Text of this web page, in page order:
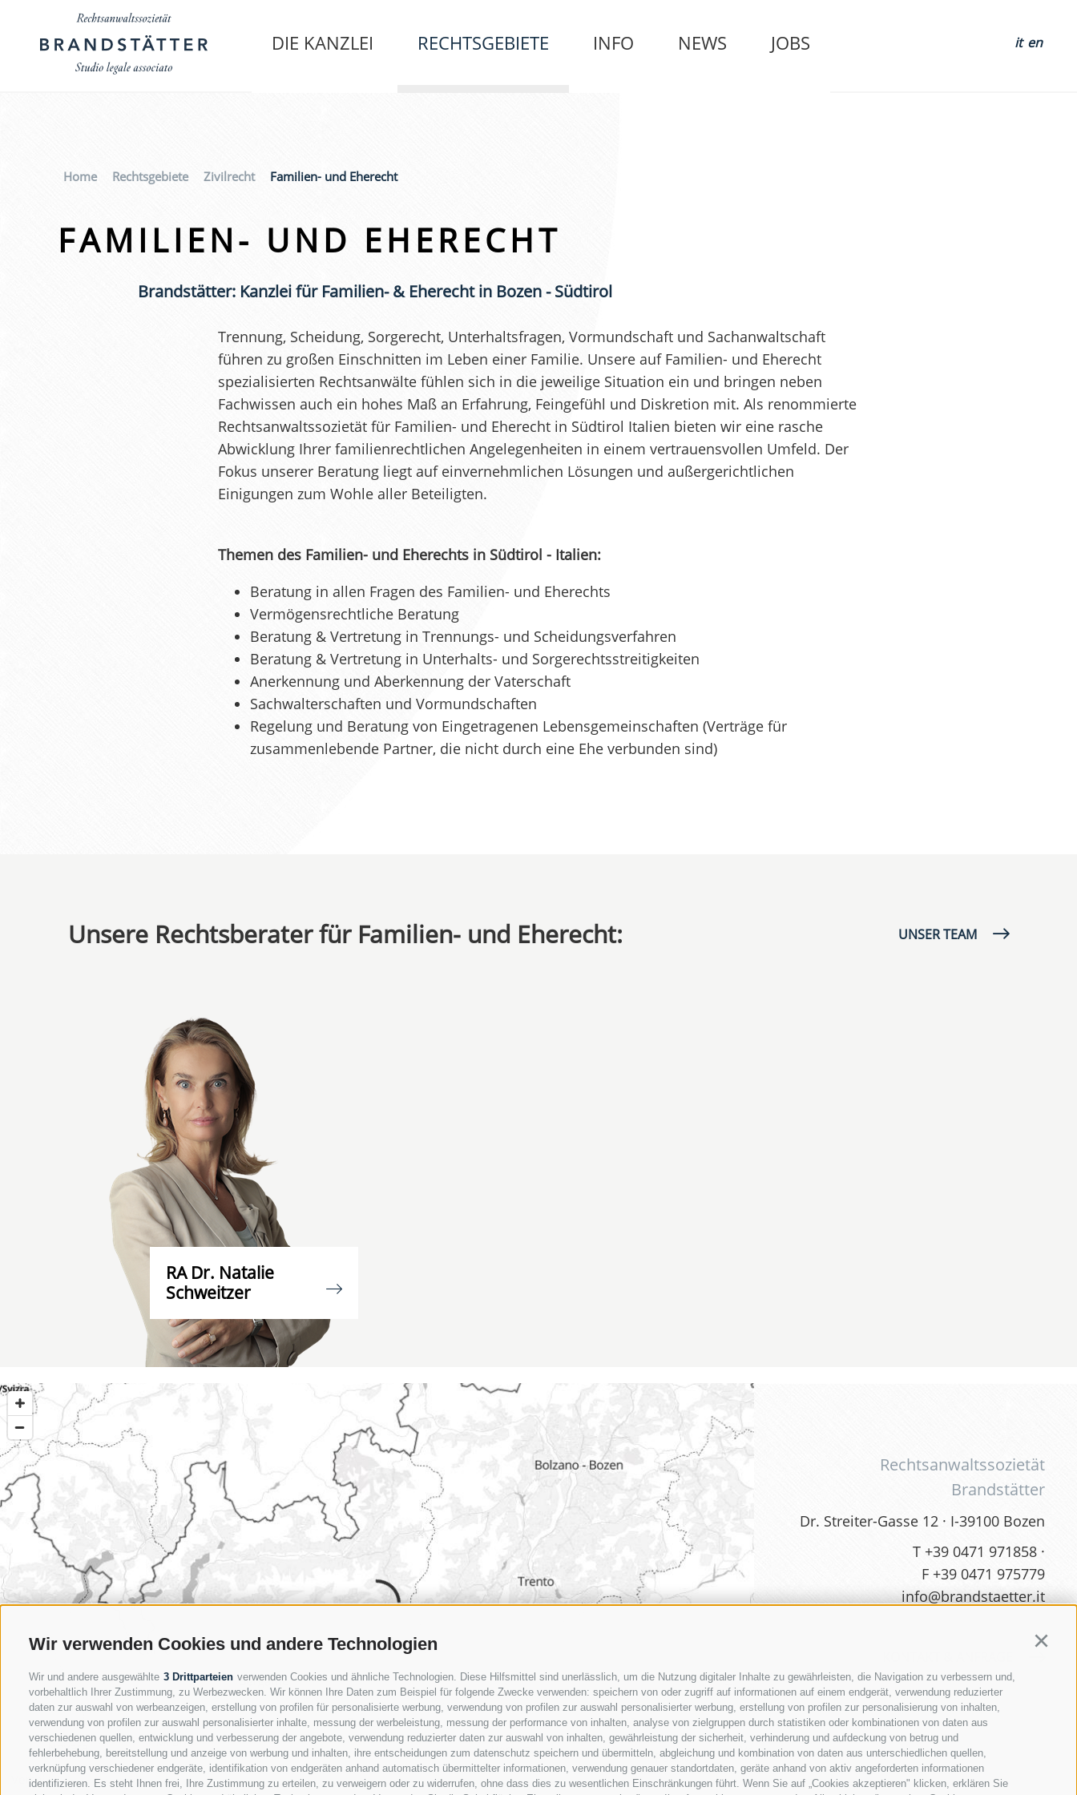
Wir verwenden Cookies und andere Technologien
Wir und andere ausgewählte 3 Drittparteien verwenden Cookies und ähnliche Technologien. Diese Hilfsmittel sind unerlässlich, um die Nutzung digitaler Inhalte zu gewährleisten, die Navigation zu verbessern und,
vorbehaltlich Ihrer Zustimmung, zu Werbezwecken. Wir können Ihre Daten zum Beispiel für folgende Zwecke verwenden: speichern von oder zugriff auf informationen auf einem endgerät, verwendung reduzierter
daten zur auswahl von werbeanzeigen, erstellung von profilen für personalisierte werbung, verwendung von profilen zur auswahl personalisierter werbung, erstellung von profilen zur personalisierung von inhalten,
verwendung von profilen zur auswahl personalisierter inhalte, messung der werbeleistung, messung der performance von inhalten, analyse von zielgruppen durch statistiken oder kombinationen von daten aus
verschiedenen quellen, entwicklung und verbesserung der angebote, verwendung reduzierter daten zur auswahl von inhalten, gewährleistung der sicherheit, verhinderung und aufdeckung von betrug und
fehlerbehebung, bereitstellung und anzeige von werbung und inhalten, ihre entscheidungen zum datenschutz speichern und übermitteln, abgleichung und kombination von daten aus unterschiedlichen quellen,
verknüpfung verschiedener endgeräte, identifikation von endgeräten anhand automatisch übermittelter informationen, verwendung genauer standortdaten, geräte anhand von aktiv angeforderten informationen
identifizieren. Es steht Ihnen frei, Ihre Zustimmung zu erteilen, zu verweigern oder zu widerrufen, ohne dass dies zu wesentlichen Einschränkungen führt. Wenn Sie auf „Cookies akzeptieren" klicken, erklären Sie
DIE KANZLEI RECHTSGEBIETE INFO NEWS JOBS it en
Home Rechtsgebiete Zivilrecht Familien- und Eherecht
FAMILIEN- UND EHERECHT
Brandstätter: Kanzlei für Familien- & Eherecht in Bozen - Südtirol
Trennung, Scheidung, Sorgerecht, Unterhaltsfragen, Vormundschaft und Sachanwaltschaft
führen zu großen Einschnitten im Leben einer Familie. Unsere auf Familien- und Eherecht
spezialisierten Rechtsanwälte fühlen sich in die jeweilige Situation ein und bringen neben
Fachwissen auch ein hohes Maß an Erfahrung, Feingefühl und Diskretion mit. Als renommierte
Rechtsanwaltssozietät für Familien- und Eherecht in Südtirol Italien bieten wir eine rasche
Abwicklung Ihrer familienrechtlichen Angelegenheiten in einem vertrauensvollen Umfeld. Der
Fokus unserer Beratung liegt auf einvernehmlichen Lösungen und außergerichtlichen
Einigungen zum Wohle aller Beteiligten.
Themen des Familien- und Eherechts in Südtirol - Italien:
Beratung in allen Fragen des Familien- und Eherechts
Vermögensrechtliche Beratung
Beratung & Vertretung in Trennungs- und Scheidungsverfahren
Beratung & Vertretung in Unterhalts- und Sorgerechtsstreitigkeiten
Anerkennung und Aberkennung der Vaterschaft
Sachwalterschaften und Vormundschaften
Regelung und Beratung von Eingetragenen Lebensgemeinschaften (Verträge für
zusammenlebende Partner, die nicht durch eine Ehe verbunden sind)
Unsere Rechtsberater für Familien- und Eherecht: UNSER TEAM
RA Dr. Natalie
Schweitzer
Rechtsanwaltssozietät
Brandstätter
Dr. Streiter-Gasse 12 · I-39100 Bozen
T +39 0471 971858·
F +39 0471 975779
info@brandstaetter.it